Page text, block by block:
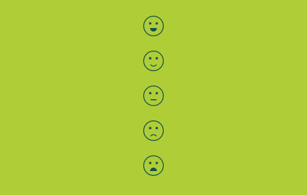
Bewertung auswählen